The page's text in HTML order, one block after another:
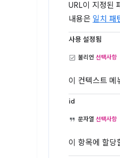
URL이 지정된
내용은 일치 패
사용 설정됨
불리언 선택사항
이 컨텍스트 메
id
문자열 선택사항
이 항목에 할당